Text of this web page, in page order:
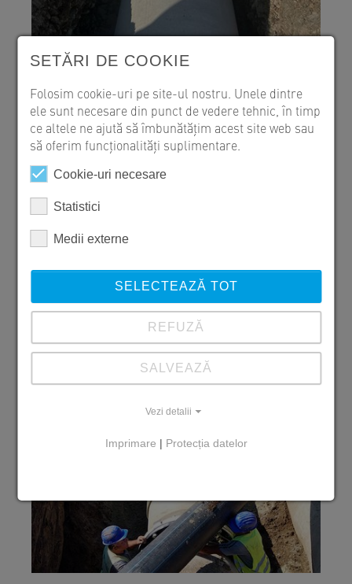
2023
Modernizare DJ691, Timișoara
Drumul de legătură dintre municipiul Timișoara și
Autostrada A1 (DJ 691, între girația Centurii…
MAI MULT
SETĂRI DE COOKIE
Folosim cookie-uri pe site-ul nostru. Unele dintre
ele sunt necesare din punct de vedere tehnic, în timp
ce altele ne ajută să îmbunătățim acest site web sau
să oferim funcționalități suplimentare.
Cookie-uri necesare
Statistici
Medii externe
SELECTEAZĂ TOT
REFUZĂ
SALVEAZĂ
Vezi detalii
Imprimare | Protecția datelor